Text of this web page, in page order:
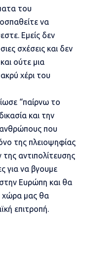
του
να
Εμείς δεν
σχέσεις και δεν
ούτε μια
χέρι του
“παίρνω το
και την
που
της πλειοψηφίας
αντιπολίτευσης
για να βγουμε
Ευρώπη και θα
χώρα μας θα
επιτροπή.